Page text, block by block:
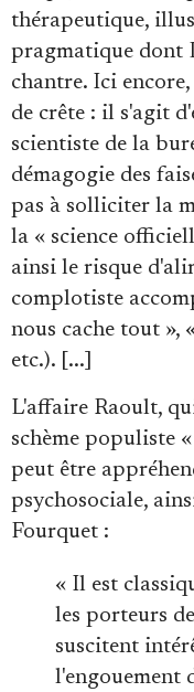
thérapeutique,
pragmatique dont
chantre. Ici
de crête : il s'agit
scientiste de la
démagogie des
pas à solliciter la
la « science
ainsi le risque
complotiste
nous cache tout »,
etc.). [...]
L'affaire Raoult,
schème populiste
peut être
psychosociale,
Fourquet :
« Il est
les porteurs
suscitent
l'engouement